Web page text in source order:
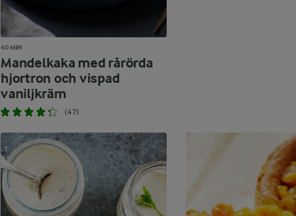
40 MIN
Mandelkaka med rårörda
hjortron och vispad
vaniljkräm
(47)